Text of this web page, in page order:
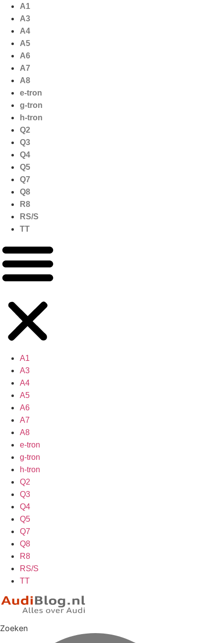
naar
inhoud
A1
A3
A4
A5
A6
A7
A8
e-tron
g-tron
h-tron
Q2
Q3
Q4
Q5
Q7
Q8
R8
RS/S
TT
A1
A3
A4
A5
A6
A7
A8
e-tron
g-tron
h-tron
Q2
Q3
Q4
Q5
Q7
Q8
R8
RS/S
TT
Zoeken